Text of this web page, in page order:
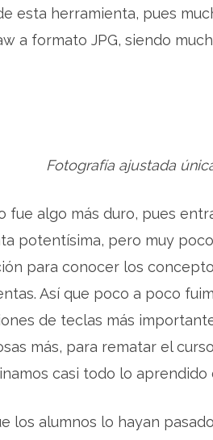
esta herramienta, pues
a formato JPG, siendo
Fotografía ajustada
fue algo más duro, pues
potentísima, pero muy
para conocer los
Así que poco a poco
de teclas más
más, para rematar el
casi todo lo aprendido
los alumnos lo hayan